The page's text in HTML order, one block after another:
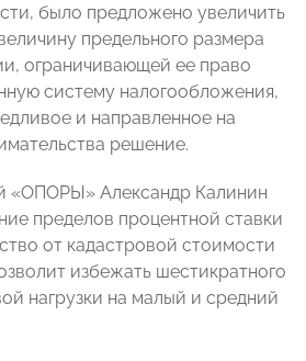
было предложено увеличить
предельного размера
ограничивающей ее право
систему налогообложения,
и направленное на
тва решение.
«ОПОРЫ» Александр Калинин
пределов процентной ставки
от кадастровой стоимости
избежать шестикратного
нагрузки на малый и средний